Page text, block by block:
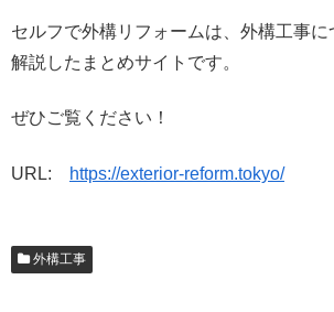
セルフで外構リフォームは、外構工事
解説したまとめサイトです。
ぜひご覧ください！
URL: https://exterior-reform.tokyo/
外構工事